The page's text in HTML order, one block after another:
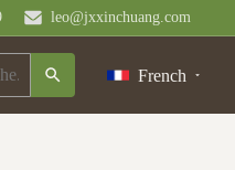
leo@jxxinchuang.com
French